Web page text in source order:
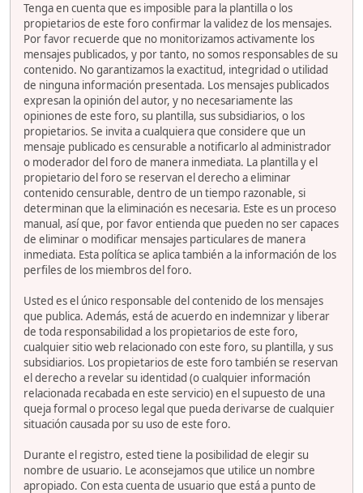
Tenga en cuenta que es imposible para la plantilla o los
propietarios de este foro confirmar la validez de los mensajes.
Por favor recuerde que no monitorizamos activamente los
mensajes publicados, y por tanto, no somos responsables de su
contenido. No garantizamos la exactitud, integridad o utilidad
de ninguna información presentada. Los mensajes publicados
expresan la opinión del autor, y no necesariamente las
opiniones de este foro, su plantilla, sus subsidiarios, o los
propietarios. Se invita a cualquiera que considere que un
mensaje publicado es censurable a notificarlo al administrador
o moderador del foro de manera inmediata. La plantilla y el
propietario del foro se reservan el derecho a eliminar
contenido censurable, dentro de un tiempo razonable, si
determinan que la eliminación es necesaria. Este es un proceso
manual, así que, por favor entienda que pueden no ser capaces
de eliminar o modificar mensajes particulares de manera
inmediata. Esta política se aplica también a la información de los
perfiles de los miembros del foro.
Usted es el único responsable del contenido de los mensajes
que publica. Además, está de acuerdo en indemnizar y liberar
de toda responsabilidad a los propietarios de este foro,
cualquier sitio web relacionado con este foro, su plantilla, y sus
subsidiarios. Los propietarios de este foro también se reservan
el derecho a revelar su identidad (o cualquier información
relacionada recabada en este servicio) en el supuesto de una
queja formal o proceso legal que pueda derivarse de cualquier
situación causada por su uso de este foro.
Durante el registro, ested tiene la posibilidad de elegir su
nombre de usuario. Le aconsejamos que utilice un nombre
apropiado. Con esta cuenta de usuario que está a punto de